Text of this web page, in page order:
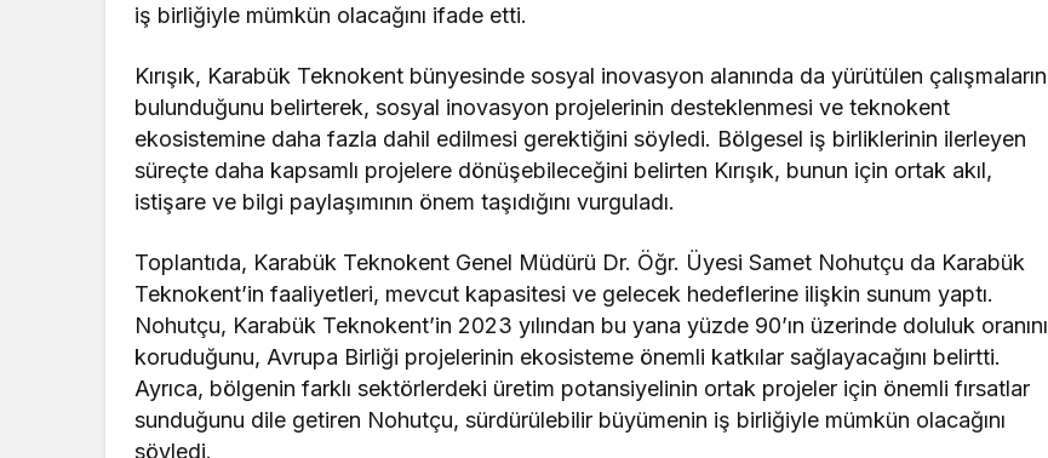
iş birliğiyle mümkün olacağını ifade etti.
Kırışık, Karabük Teknokent bünyesinde sosyal inovasyon alanında da yürütülen çalışmaların
bulunduğunu belirterek, sosyal inovasyon projelerinin desteklenmesi ve teknokent
ekosistemine daha fazla dahil edilmesi gerektiğini söyledi. Bölgesel iş birliklerinin ilerleyen
süreçte daha kapsamlı projelere dönüşebileceğini belirten Kırışık, bunun için ortak akıl,
istişare ve bilgi paylaşımının önem taşıdığını vurguladı.
Toplantıda, Karabük Teknokent Genel Müdürü Dr. Öğr. Üyesi Samet Nohutçu da Karabük
Teknokent’in faaliyetleri, mevcut kapasitesi ve gelecek hedeflerine ilişkin sunum yaptı.
Nohutçu, Karabük Teknokent’in 2023 yılından bu yana yüzde 90’ın üzerinde doluluk oranını
koruduğunu, Avrupa Birliği projelerinin ekosisteme önemli katkılar sağlayacağını belirtti.
Ayrıca, bölgenin farklı sektörlerdeki üretim potansiyelinin ortak projeler için önemli fırsatlar
sunduğunu dile getiren Nohutçu, sürdürülebilir büyümenin iş birliğiyle mümkün olacağını
söyledi.